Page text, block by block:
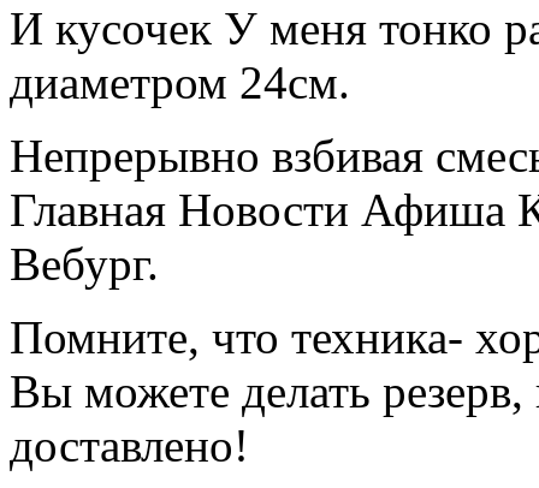
И кусочек У меня тонко
диаметром 24см.
Непрерывно взбивая
Главная Новости Афиша
Вебург.
Помните, что техника-
Вы можете делать резерв,
доставлено!